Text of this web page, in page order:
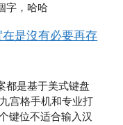
字，哈哈
是沒有必要再存
都是基于美式键盘
宫格手机和专业打
键位不适合输入汉